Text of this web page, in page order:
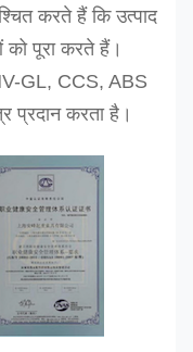
करते हैं कि उत्पाद
को पूरा करते हैं।
GL, CCS, ABS
प्रदान करता है।